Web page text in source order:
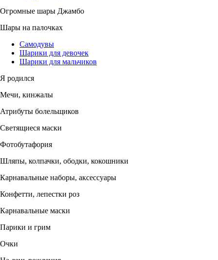
Огромные шары Джамбо
Шары на палочках
Самодувы
Шарики для девочек
Шарики для мальчиков
Я родился
Мечи, кинжалы
Атрибуты болельщиков
Светящиеся маски
Фотобутафория
Шляпы, колпачки, ободки, кокошники
Карнавальные наборы, аксессуары
Конфетти, лепестки роз
Карнавальные маски
Парики и грим
Очки